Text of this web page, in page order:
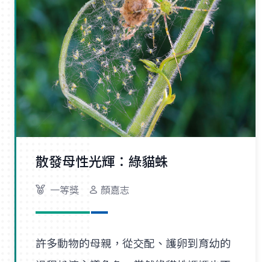
散發母性光輝：綠貓蛛
一等獎 顏嘉志
許多動物的母親，從交配、護卵到育幼的